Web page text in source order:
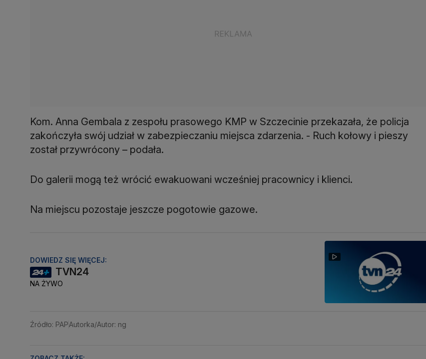
Kom. Anna Gembala z zespołu prasowego KMP w Szczecinie przekazała, że policja
zakończyła swój udział w zabezpieczaniu miejsca zdarzenia. - Ruch kołowy i pieszy
został przywrócony – podała.
Do galerii mogą też wrócić ewakuowani wcześniej pracownicy i klienci.
Na miejscu pozostaje jeszcze pogotowie gazowe.
DOWIEDZ SIĘ WIĘCEJ:
TVN24
NA ŻYWO
Źródło: PAPAutorka/Autor: ng